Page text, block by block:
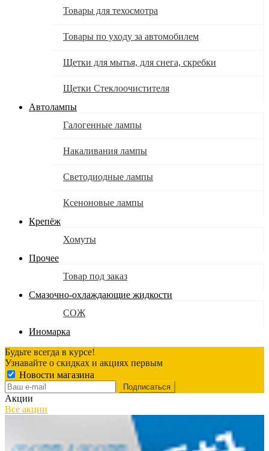
Товары для техосмотра
Товары по уходу за автомобилем
Щетки для мытья, для снега, скребки
Щетки Стеклоочистителя
Автолампы
Галогенные лампы
Накаливания лампы
Светодиодные лампы
Ксеноновые лампы
Крепёж
Хомуты
Прочее
Товар под заказ
Смазочно-охлаждающие жидкости
СОЖ
Иномарка
Будьте всегда в курсе!
Узнавайте о скидках и акциях первым
Новости магазина
Акции
Все акции